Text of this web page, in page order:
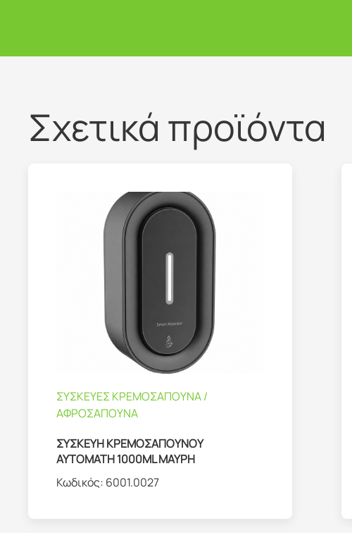
Σχετικά προϊόντα
ΣΥΣΚΕΥΕΣ ΚΡΕΜΟΣΑΠΟΥΝΑ /
ΑΦΡΟΣΑΠΟΥΝΑ
ΣΥΣΚΕΥΗ ΚΡΕΜΟΣΑΠΟΥΝΟΥ
ΑΥΤΟΜΑΤΗ 1000ML ΜΑΥΡΗ
Κωδικός: 6001.0027